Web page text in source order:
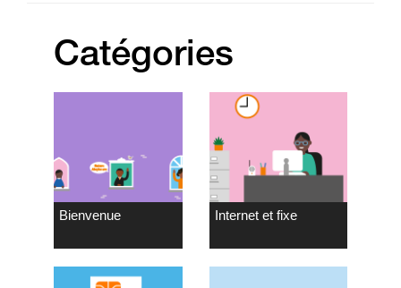
Catégories
Bienvenue Internet et fixe